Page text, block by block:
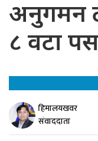
अनुगमन
८ वटा
हिमालयखवर
संवाददाता